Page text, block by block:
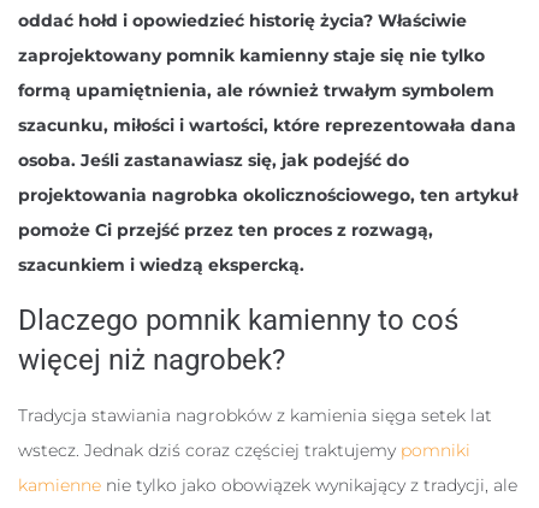
oddać hołd i opowiedzieć historię życia? Właściwie
zaprojektowany pomnik kamienny staje się nie tylko
formą upamiętnienia, ale również trwałym symbolem
szacunku, miłości i wartości, które reprezentowała dana
osoba. Jeśli zastanawiasz się, jak podejść do
projektowania nagrobka okolicznościowego, ten artykuł
pomoże Ci przejść przez ten proces z rozwagą,
szacunkiem i wiedzą ekspercką.
Dlaczego pomnik kamienny to coś
więcej niż nagrobek?
Tradycja stawiania nagrobków z kamienia sięga setek lat
wstecz. Jednak dziś coraz częściej traktujemy pomniki
kamienne nie tylko jako obowiązek wynikający z tradycji, ale